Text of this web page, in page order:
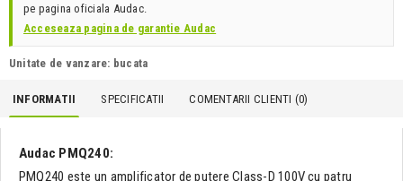
pe pagina oficiala Audac.
Acceseaza pagina de garantie Audac
Unitate de vanzare: bucata
INFORMATII SPECIFICATII COMENTARII CLIENTI (0)
Audac PMQ240:
PMQ240 este un amplificator de putere Class-D 100V cu patru